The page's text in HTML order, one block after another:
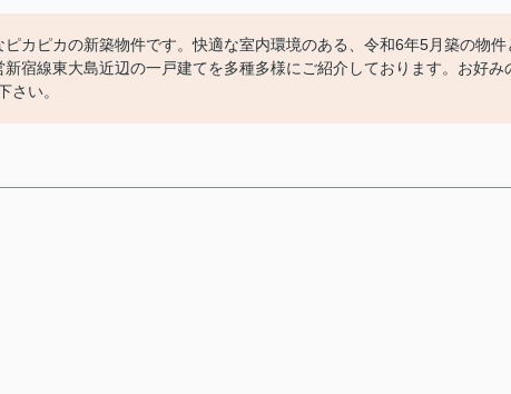
カピカの新築物件です。快適な室内環境のある、令和6年5月築の物件
宿線東大島近辺の一戸建てを多種多様にご紹介しております。お好み
さい。